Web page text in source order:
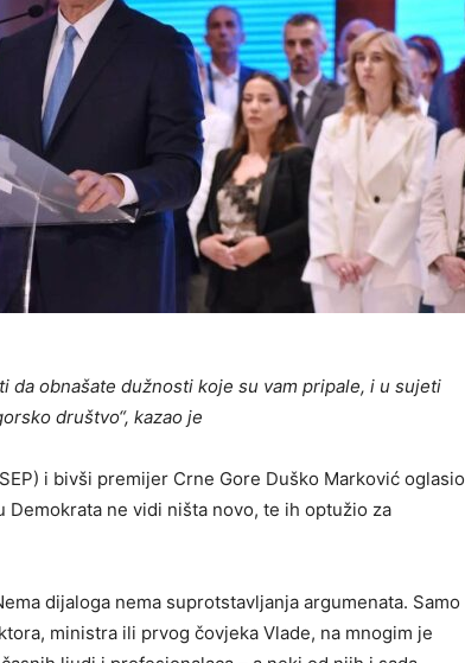
da obnašate dužnosti koje su vam pripale, i u sujeti
društvo“, kazao je
i bivši premijer Crne Gore Duško Marković oglasio
ne vidi ništa novo, te ih optužio za
dijaloga nema suprotstavljanja argumenata. Samo
ministra ili prvog čovjeka Vlade, na mnogim je